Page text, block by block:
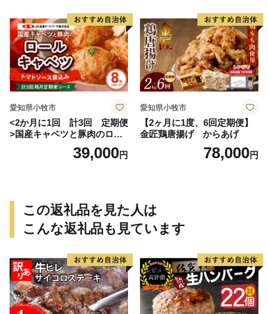
愛知県小牧市
<2か月に1回 計3回 定期便
>国産キャベツと豚肉のロー
ルキャベツ（4P入り）
39,000円
愛知県小牧市
【2ヶ月に1度、6回定期便】
金匠鶏唐揚げ からあげ
78,000円
この返礼品を見た人は
こんな返礼品も見ています